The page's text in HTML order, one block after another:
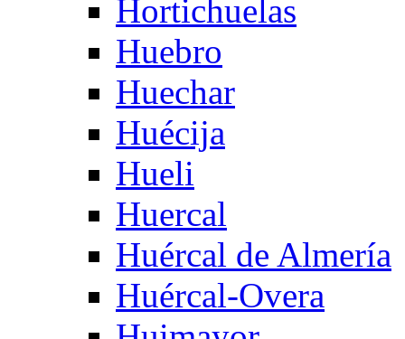
Hortichuelas
Huebro
Huechar
Huécija
Hueli
Huercal
Huércal de Almería
Huércal-Overa